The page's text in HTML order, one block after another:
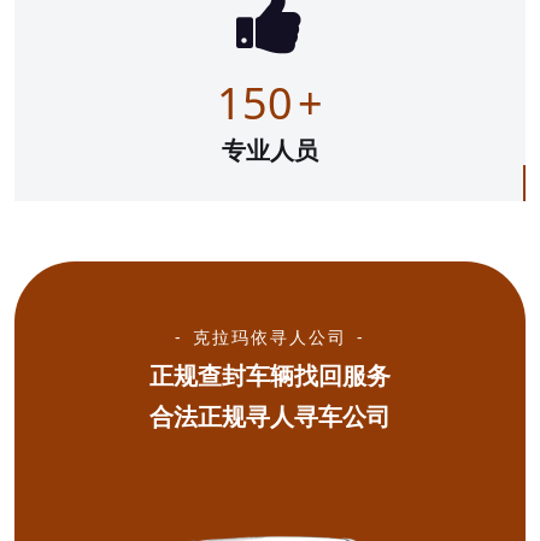
150+
专业人员
克拉玛依寻人公司
正规查封车辆找回服务
合法正规寻人寻车公司